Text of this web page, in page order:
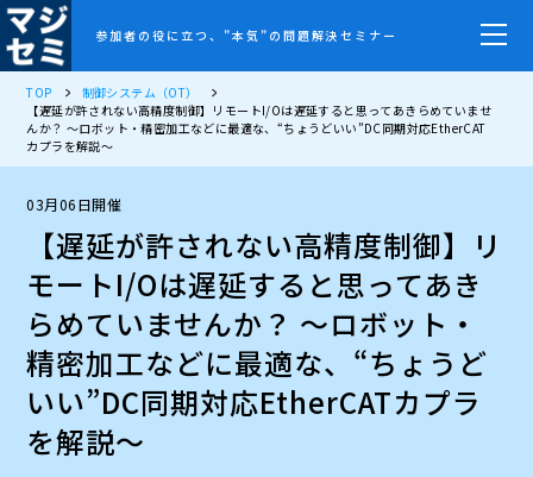
参加者の役に立つ、”本気”の問題解決セミナー
TOP
制御システム（OT）
【遅延が許されない高精度制御】リモートI/Oは遅延すると思ってあきらめていませ
んか？ ～ロボット・精密加工などに最適な、“ちょうどいい”DC同期対応EtherCAT
カプラを解説～
03月06日開催
【遅延が許されない高精度制御】リ
モートI/Oは遅延すると思ってあき
らめていませんか？ ～ロボット・
精密加工などに最適な、“ちょうど
いい”DC同期対応EtherCATカプラ
を解説～